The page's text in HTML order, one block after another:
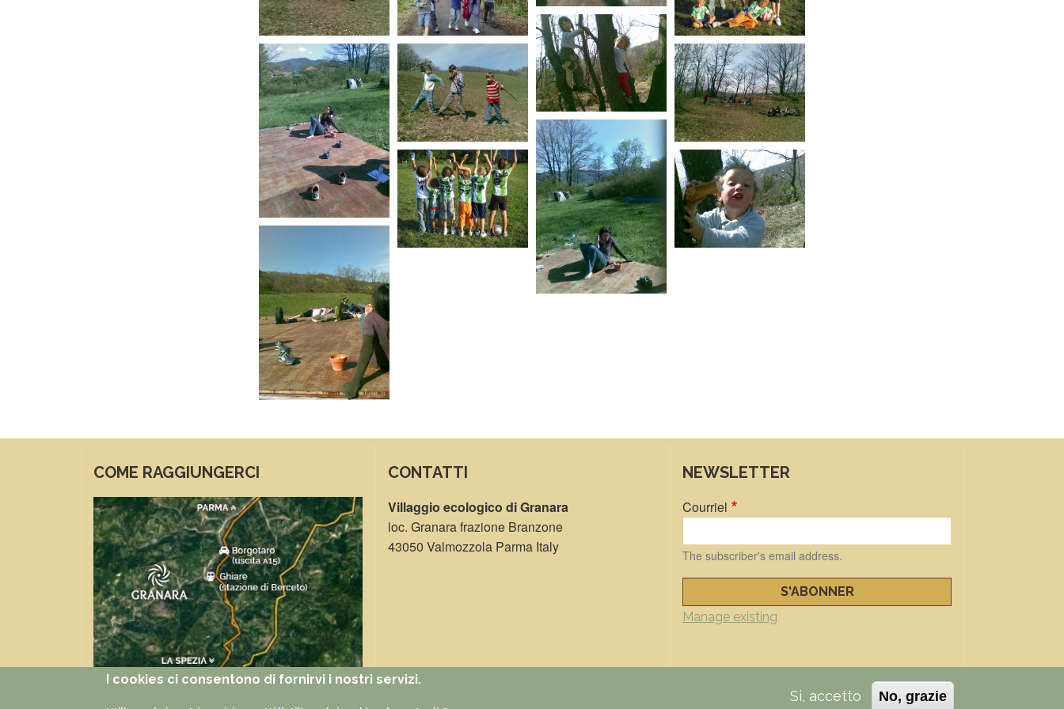
COME RAGGIUNGERCI CONTATTI
Villaggio ecologico di Granara
loc. Granara frazione Branzone
43050 Valmozzola Parma Italy
NEWSLETTER
Courriel
The subscriber's email address.
Manage existing
I cookies ci consentono di fornirvi i nostri servizi.
Si, accetto No, grazie